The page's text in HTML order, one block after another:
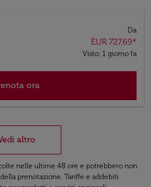
Da
EUR 727,69*
Visto: 1 giorno fa
ora
altro
nelle ultime 48 ore e potrebbero non
prenotazione. Tariffe e addebiti